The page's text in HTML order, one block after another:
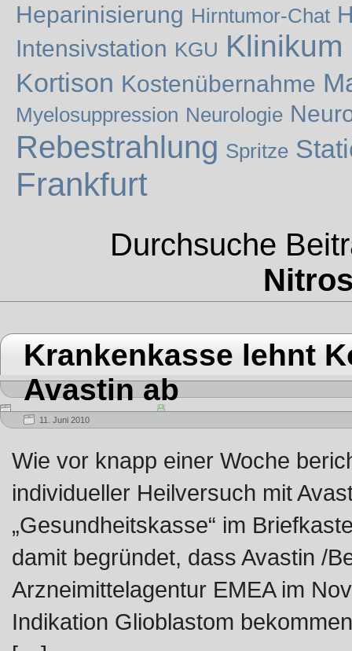
Heparinisierung Hirntumor-Chat
Intensivstation KGU
Kortison Kostenübernahme
Myelosuppression Neurologie
Rebestrahlung Spritze
Frankfurt
Durchsuche
Krankenkasse lehnt
Avastin ab
11. Juni 2010
Wie vor knapp einer Woche
individueller Heilversuch mit
„Gesundheitskasse“ im
damit begründet, dass Avastin /
Arzneimittelagentur EMEA im
Indikation Glioblastom